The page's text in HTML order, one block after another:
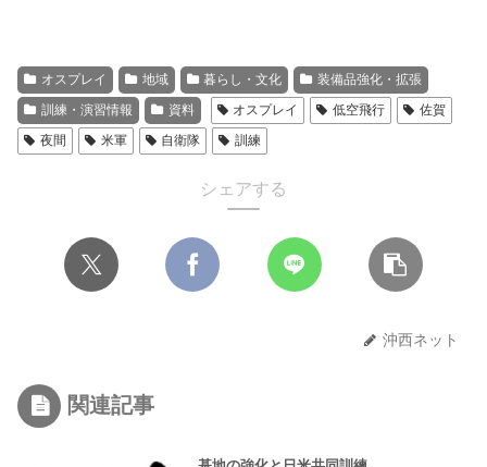
オスプレイ 地域 暮らし・文化
装備品強化・拡張
訓練・演習情報
資料 オスプレイ 低空飛行
佐賀
夜間
米軍 自衛隊 訓練
シェアする
沖西ネット
関連記事